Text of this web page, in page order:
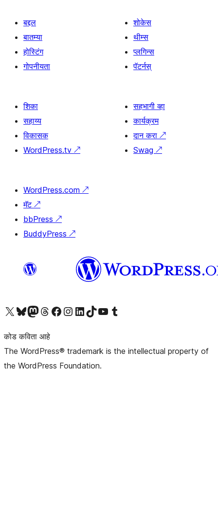
बद्दल
बातम्या
होस्टिंग
गोपनीयता
शोकेस
थीम्स
प्लगिन्स
पॅटर्नस्
शिका
सहाय्य
विकासक
WordPress.tv ↗
सहभागी व्हा
कार्यक्रम
दान करा ↗
Swag ↗
WordPress.com ↗
मॅट ↗
bbPress ↗
BuddyPress ↗
आमच्या X (एक्स) (पूर्वीचे ट्विटर) खात्याला भेट द्या आमच्या ब्लूस्की खात्याला भेट द्या.आमच्या Mastodon खात्याला भेट द्या.आमच्या थ्रेड्स खात्याला भेट द्या. आमच्या फेसबुक पेजला भेट द्या आमच्या इंस्टाग्राम खात्याला भेट द्या आमच्या लिंक्डइन खात्याला भेट द्या आमच्या टिकटॉक अकाउंटला भेट द्या.आमच्या यूट्यूब चॅनेलला भेट द्या आमच्या टंबलर खात्याला भेट द्या.
कोड कविता आहे
The WordPress® trademark is the intellectual property of
the WordPress Foundation.